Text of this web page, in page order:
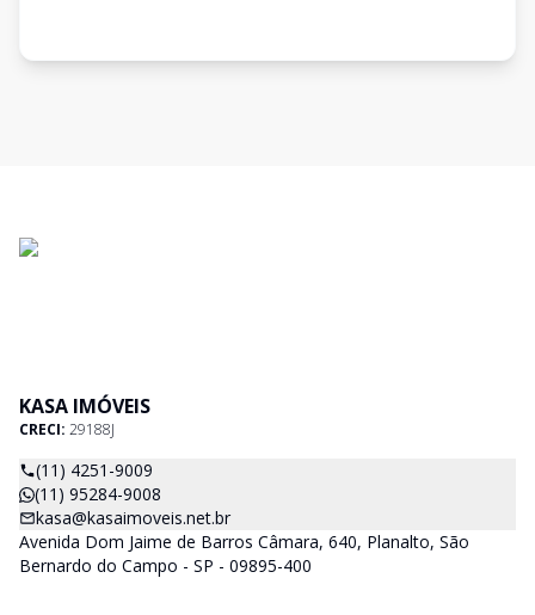
KASA IMÓVEIS
CRECI: 29188J
(11) 4251-9009
(11) 95284-9008
kasa@kasaimoveis.net.br
Avenida Dom Jaime de Barros Câmara, 640, Planalto, São
Bernardo do Campo - SP - 09895-400